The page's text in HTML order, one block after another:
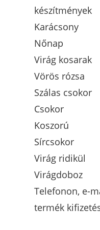
készítmények
Karácsony
Nőnap
Virág kosarak
Vörös rózsa
Szálas csokor
Csokor
Koszorú
Sírcsokor
Virág ridikül
Virágdoboz
Telefonon, e-
termék